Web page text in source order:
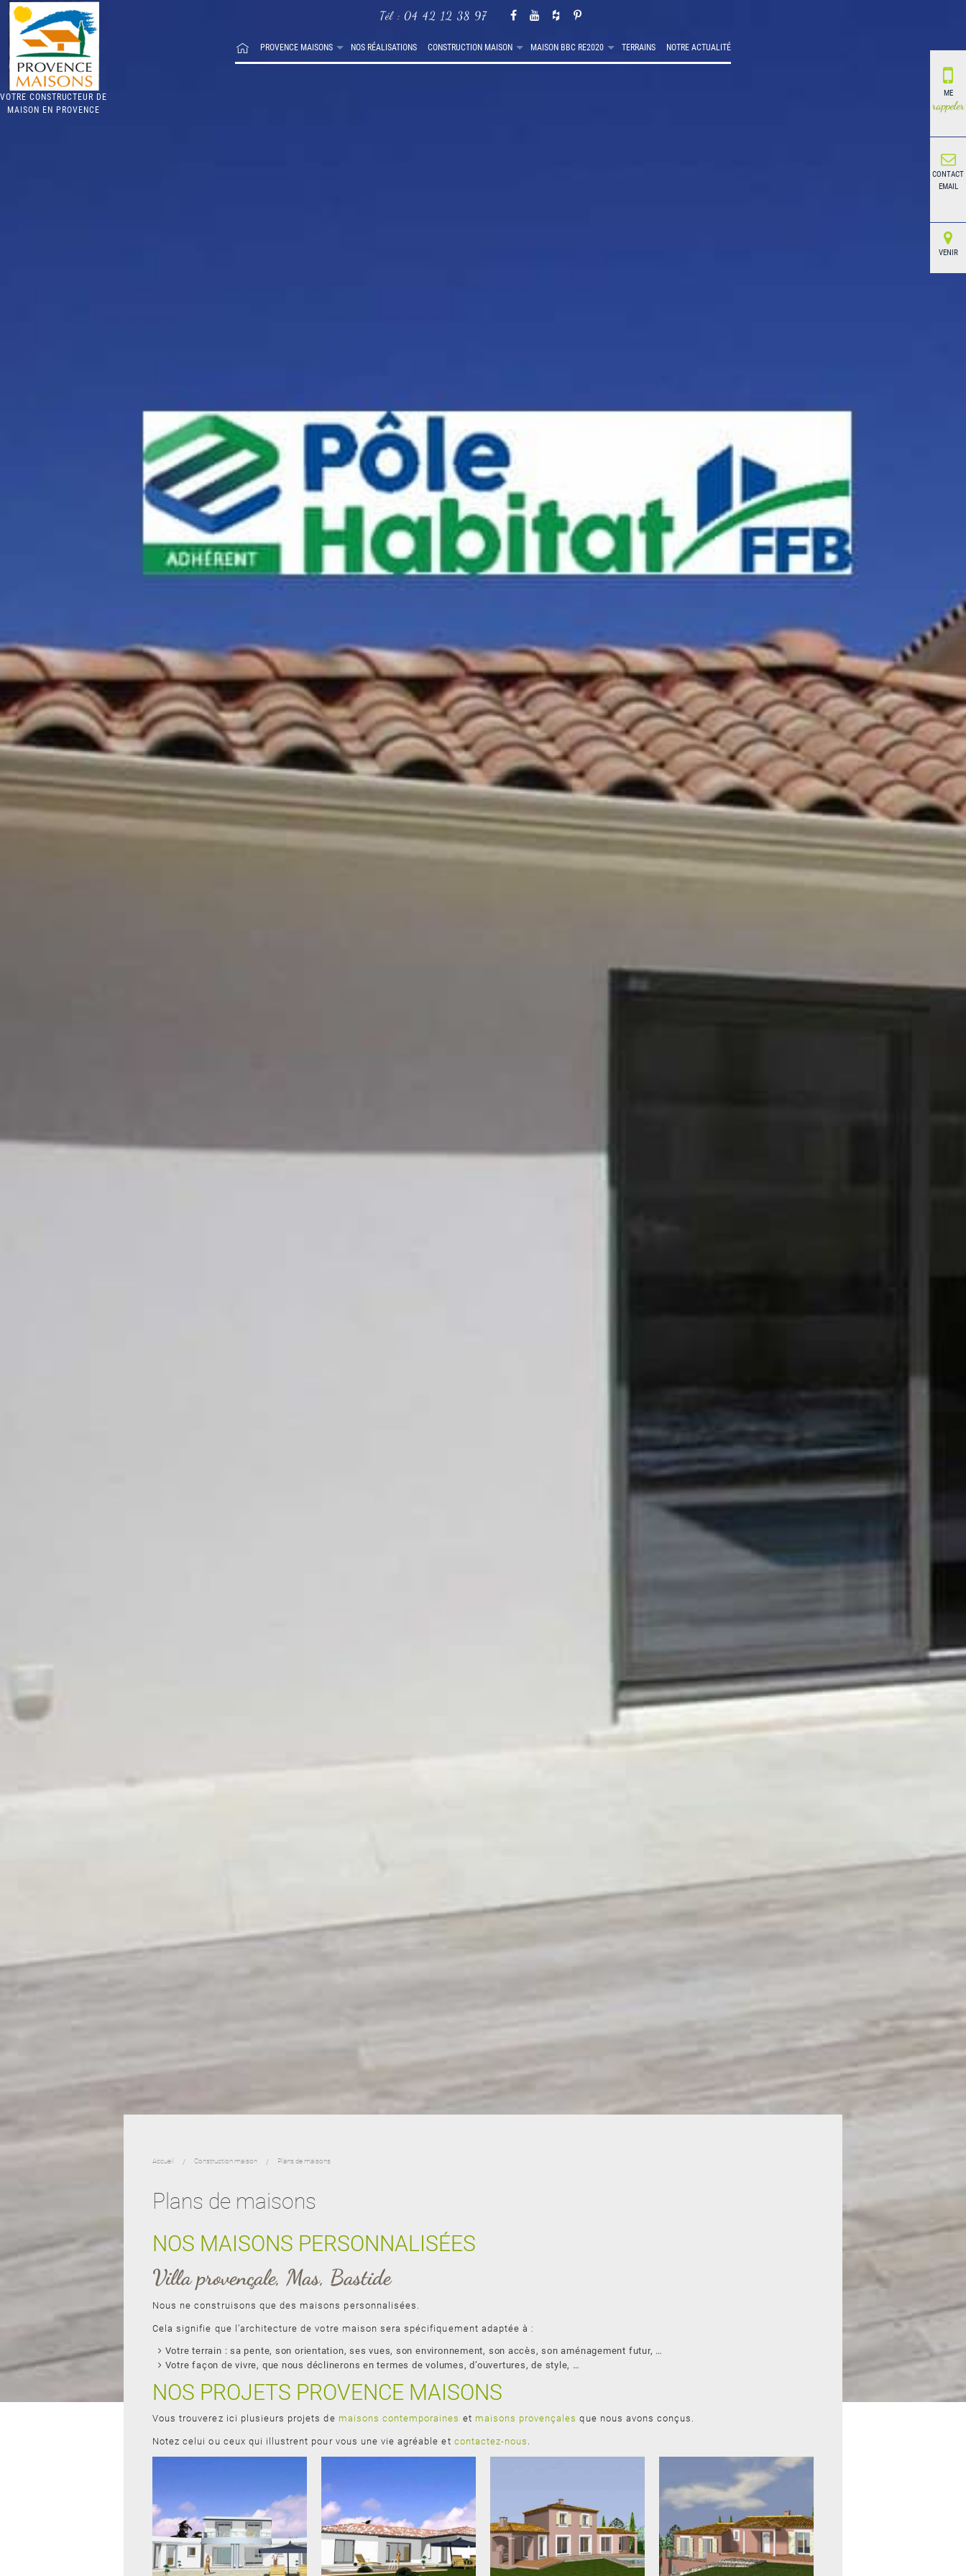
ME
rappeler
CONTACT
EMAIL
VENIR
VOTRE CONSTRUCTEUR DE
MAISON EN PROVENCE
Tél :04 42 12 38 97
PROVENCE MAISONS NOS RÉALISATIONS CONSTRUCTION MAISON MAISON BBC RE2020 TERRAINS NOTRE ACTUALITÉ
Accueil Construction maison Plans de maisons
Plans de maisons
NOS MAISONS PERSONNALISÉES
Villa provençale, Mas, Bastide
Nous ne construisons que des maisons personnalisées.
Cela signifie que l’architecture de votre maison sera spécifiquement adaptée à :
Votre terrain : sa pente, son orientation, ses vues, son environnement, son accès, son aménagement futur, …
Votre façon de vivre, que nous déclinerons en termes de volumes, d’ouvertures, de style, …
NOS PROJETS PROVENCE MAISONS
Vous trouverez ici plusieurs projets de maisons contemporaines et maisons provençales que nous avons conçus.
Notez celui ou ceux qui illustrent pour vous une vie agréable et contactez-nous